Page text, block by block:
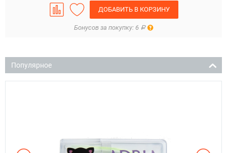
ДОБАВИТЬ В КОРЗИНУ
Бонусов за покупку: 6 Р Правила
Популярное